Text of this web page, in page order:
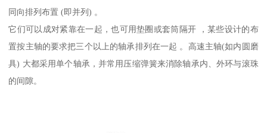
同向排列布置 (即并列) 。
它们可以成对紧靠在一起，也可用垫圈或套筒隔开 ，某些设计的布
置按主轴的要求把三个以上的轴承排列在一起 。高速主轴(如内圆磨
具) 大都采用单个轴承，并常用压缩弹簧来消除轴承内、外环与滚珠
的间隙。